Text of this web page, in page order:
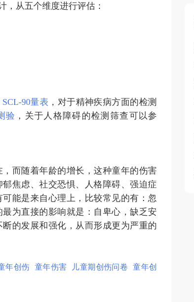
，从五个维度进行评估：
SCL-90量表 ，对于精神疾病方面的检测
验 ，关于人格障碍的检测筛查可以参
而随着年龄的增长，这种童年的伤害
焦虑、社交恐惧、人格障碍、强迫症
能是来自心理上，比较常见的有：忽
为直接的影响就是：自卑心，缺乏安
的发展和强化，从而形成更为严重的
年创伤 童年伤害 儿童期创伤问卷
童年创